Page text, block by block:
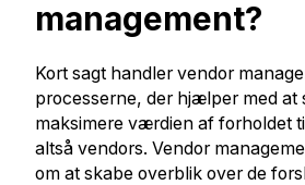
management?
Kort sagt handler vendor
processerne, der hjælper med at
maksimere værdien af forholdet
altså vendors. Vendor
om at skabe overblik over de